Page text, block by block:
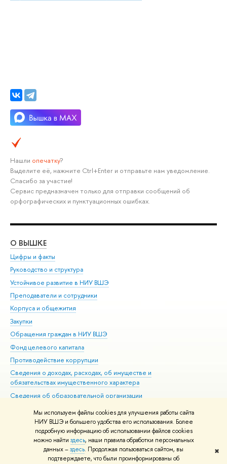
Мы используем файлы cookies для улучшения работы сайта
НИУ ВШЭ и большего удобства его использования. Более
подробную информацию об использовании файлов cookies
можно найти здесь, наши правила обработки персональных
данных –здесь. Продолжая пользоваться сайтом, вы
подтверждаете, что были проинформированы об
✖
Нашли опечатку?
Выделите её, нажмите Ctrl+Enter и отправьте нам уведомление.
Спасибо за участие!
Сервис предназначен только для отправки сообщений об
орфографических и пунктуационных ошибках.
О ВЫШКЕ
Цифры и факты
Руководство и структура
Устойчивое развитие в НИУ ВШЭ
Преподаватели и сотрудники
Корпуса и общежития
Закупки
Обращения граждан в НИУ ВШЭ
Фонд целевого капитала
Противодействие коррупции
Сведения о доходах, расходах, об имуществе и
обязательствах имущественного характера
Сведения об образовательной организации
Людям с ограниченными возможностями здоровья
Единая платежная страница
Работа в Вышке